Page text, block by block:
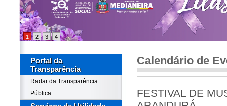
1 2 3 4
Portal da
Transparência
Radar da Transparência
Pública
Calendário de
FESTIVAL DE